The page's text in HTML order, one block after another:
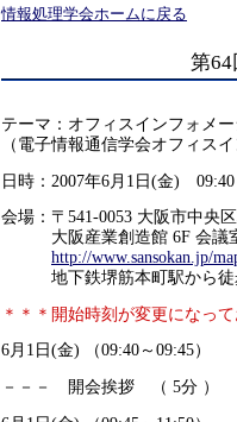
情報処理学会ホームに戻る
第
テーマ：オフィスインフォメ
（電子情報通信学会オフィス
日時：2007年6月1日(金) 09:40
会場：〒541-0053 大阪市中央
大阪産業創造館 6F 会議
http://www.sansokan.jp/
地下鉄堺筋本町駅から徒
＊＊＊開始時刻が変更になっ
6月1日(金) （09:40～09:45）
－－－ 開会挨拶 （ 5分 ）